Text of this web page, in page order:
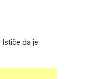
Ističe da je